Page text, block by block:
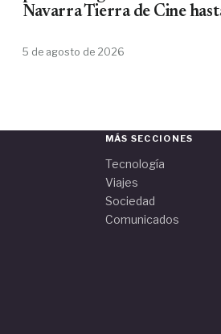
Navarra Tierra de Cine
5 de agosto de 2026
MÁS SECCIONES
Tecnología
Viajes
Sociedad
Comunicados